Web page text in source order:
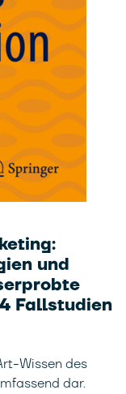
und
Fallstudien
Wissen des
dar.